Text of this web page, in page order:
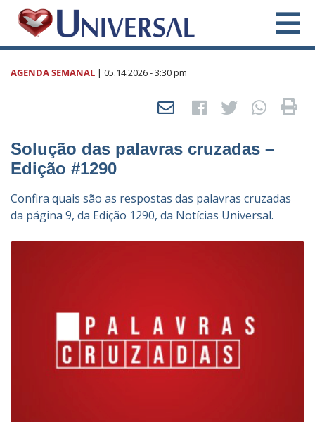
AGENDA SEMANAL | 05.14.2026- 3:30 pm
Solução das palavras cruzadas –
Edição #1290
Confira quais são as respostas das palavras cruzadas
da página 9, da Edição 1290, da Notícias Universal.